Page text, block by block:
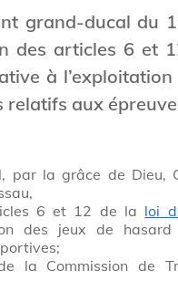
grand-ducal du
des articles 6 et
à
relatifs aux
par la grâce de Dieu,
6 et 12 de la loi
des jeux de
la Commission de